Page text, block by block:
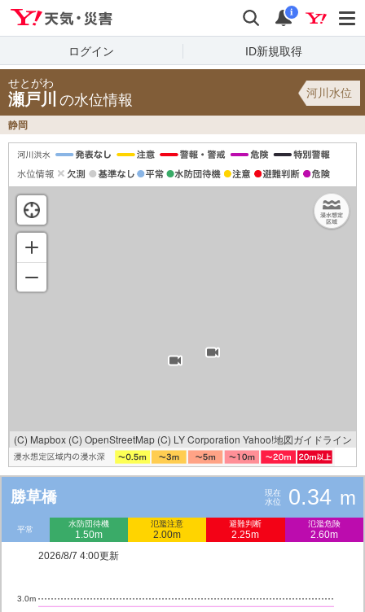
検索 通知
i
ログイン ID新規取得
せとがわ
瀬戸川 の水位情報 河川水位
静岡
(C) Mapbox (C) OpenStreetMap (C) LY Corporation Yahoo!地図ガイドライン
勝草橋
現在
水位
0.34 m
平常
水防団待機
1.50m
氾濫注意
2.00m
避難判断
2.25m
氾濫危険
2.60m
2026/8/7 4:00更新
3.0m